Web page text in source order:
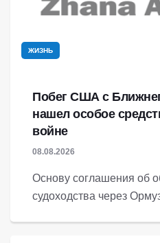
ЖИЗНЬ
Побег США с
нашел особое
войне
08.08.2026
Основу соглашения об
судоходства через